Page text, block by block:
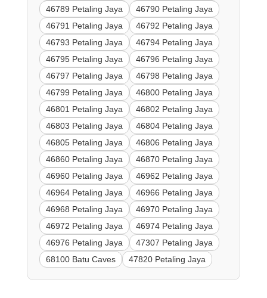
46789 Petaling Jaya
46790 Petaling Jaya
46791 Petaling Jaya
46792 Petaling Jaya
46793 Petaling Jaya
46794 Petaling Jaya
46795 Petaling Jaya
46796 Petaling Jaya
46797 Petaling Jaya
46798 Petaling Jaya
46799 Petaling Jaya
46800 Petaling Jaya
46801 Petaling Jaya
46802 Petaling Jaya
46803 Petaling Jaya
46804 Petaling Jaya
46805 Petaling Jaya
46806 Petaling Jaya
46860 Petaling Jaya
46870 Petaling Jaya
46960 Petaling Jaya
46962 Petaling Jaya
46964 Petaling Jaya
46966 Petaling Jaya
46968 Petaling Jaya
46970 Petaling Jaya
46972 Petaling Jaya
46974 Petaling Jaya
46976 Petaling Jaya
47307 Petaling Jaya
68100 Batu Caves
47820 Petaling Jaya